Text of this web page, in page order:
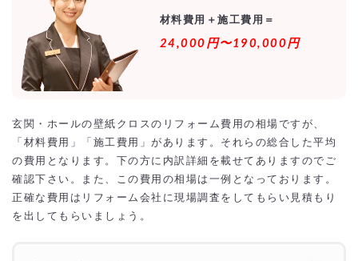
材料費用＋施工費用＝
24,000円〜190,000円
玄関・ホールの壁紙クロスのリフォーム費用の相場ですが、
「材料費用」「施工費用」があります。それらの総合した平均
の費用となります。下の方に内訳詳細を載せてありますのでご
確認下さい。また、この費用の相場は一例となっております。
正確な費用はリフォーム会社に現場調査をしてもらい見積もり
を出してもらいましょう。